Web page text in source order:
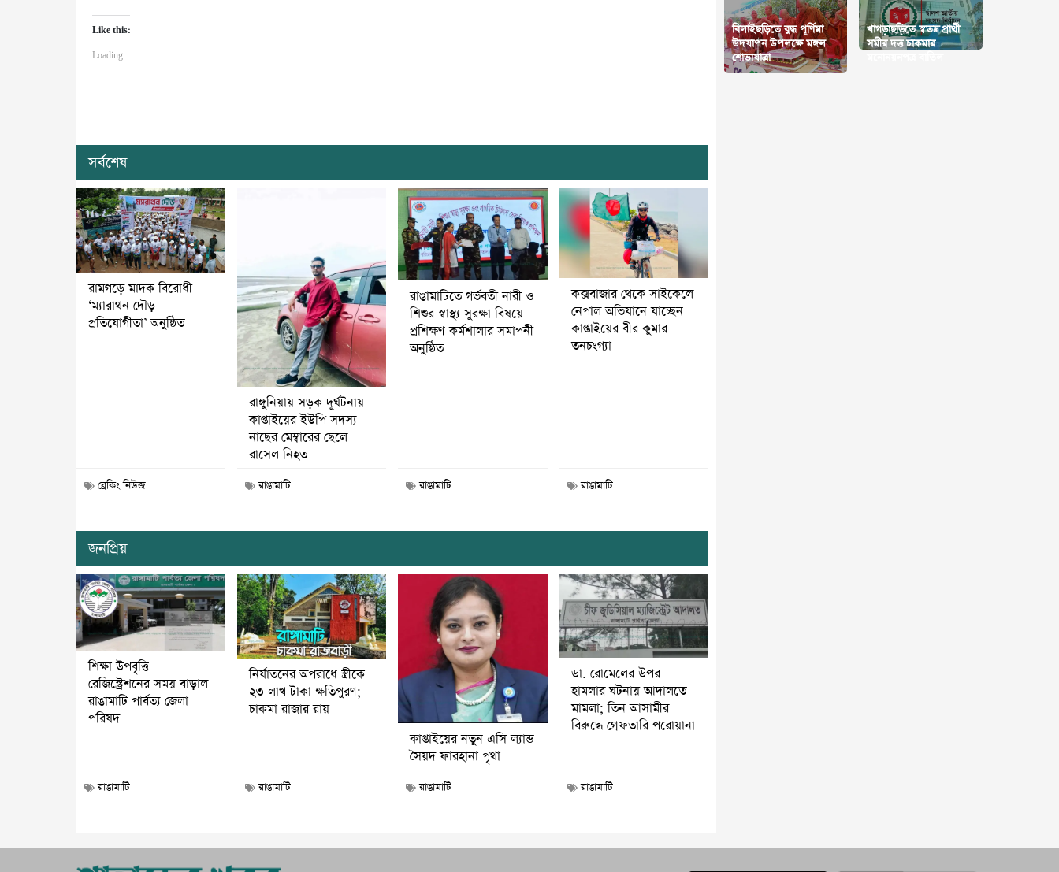
Like this:
Loading...
সর্বশেষ
রামগড়ে মাদক বিরোধী
‘ম্যারাথন দৌড়
প্রতিযোগীতা’ অনুষ্ঠিত
ব্রেকিং নিউজ
রাঙ্গুনিয়ায় সড়ক দূর্ঘটনায়
কাপ্তাইয়ের ইউপি সদস্য
নাছের মেম্বারের ছেলে
রাসেল নিহত
রাঙামাটি
রাঙামাটিতে গর্ভবতী নারী ও
শিশুর স্বাস্থ্য সুরক্ষা বিষয়ে
প্রশিক্ষণ কর্মশালার সমাপনী
অনুষ্ঠিত
রাঙামাটি
কক্সবাজার থেকে সাইকেলে
নেপাল অভিযানে যাচ্ছেন
কাপ্তাইয়ের বীর কুমার
তনচংগ্যা
রাঙামাটি
জনপ্রিয়
শিক্ষা উপবৃত্তি
রেজিস্ট্রেশনের সময় বাড়াল
রাঙামাটি পার্বত্য জেলা
পরিষদ
রাঙামাটি
নির্যাতনের অপরাধে স্ত্রীকে
২৩ লাখ টাকা ক্ষতিপুরণ;
চাকমা রাজার রায়
রাঙামাটি
কাপ্তাইয়ের নতুন এসি ল্যান্ড
সৈয়দ ফারহানা পৃথা
রাঙামাটি
ডা. রোমেলের উপর
হামলার ঘটনায় আদালতে
মামলা; তিন আসামীর
বিরুদ্ধে গ্রেফতারি পরোয়ানা
রাঙামাটি
বিলাইছড়িতে বুদ্ধ পূর্ণিমা
উদযাপন উপলক্ষে মঙ্গল
শোভাযাত্রা
খাগড়াছড়িতে স্বতন্ত্র প্রার্থী
সমীর দত্ত চাকমার